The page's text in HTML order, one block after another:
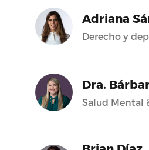
Adriana
Derecho y
Dra.
Salud Mental